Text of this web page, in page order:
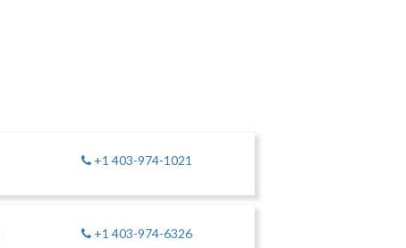
+1 403-974-1021
+1 403-974-6326